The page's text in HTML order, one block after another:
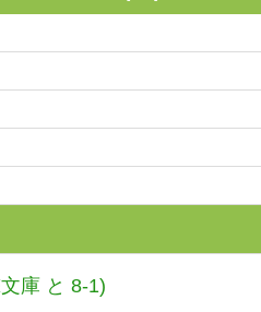
庫 と 8-1)